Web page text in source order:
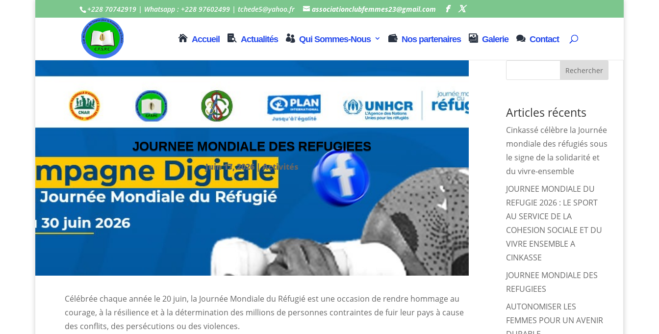
+228 70742919 | Whatsapp : +228 97602499 | tchede5@yahoo.fr associationclubfemmes23@gmail.com
Accueil Actualités Qui Sommes-Nous Nos partenaires Galerie Contact
JOURNEE MONDIALE DES REFUGIEES
Juin 17, 2026|Activités
Célébrée chaque année le 20 juin, la Journée Mondiale du Réfugié est une occasion de rendre hommage au
courage, à la résilience et à la détermination des millions de personnes contraintes de fuir leur pays à cause
des conflits, des persécutions ou des violences.
Rechercher
Articles récents
Cinkassé célèbre la Journée
mondiale des réfugiés sous
le signe de la solidarité et
du vivre-ensemble
JOURNEE MONDIALE DU
REFUGIE 2026 : LE SPORT
AU SERVICE DE LA
COHESION SOCIALE ET DU
VIVRE ENSEMBLE A
CINKASSE
JOURNEE MONDIALE DES
REFUGIEES
AUTONOMISER LES
FEMMES POUR UN AVENIR